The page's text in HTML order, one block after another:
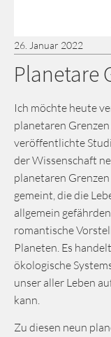
26. Januar 2022
Planetare
Ich möchte heute
planetaren
veröffentlichte
der Wissenschaft
planetaren
gemeint, die die
allgemein
romantische
Planeten. Es
ökologische
unser aller Leben
kann.
Zu diesen neun